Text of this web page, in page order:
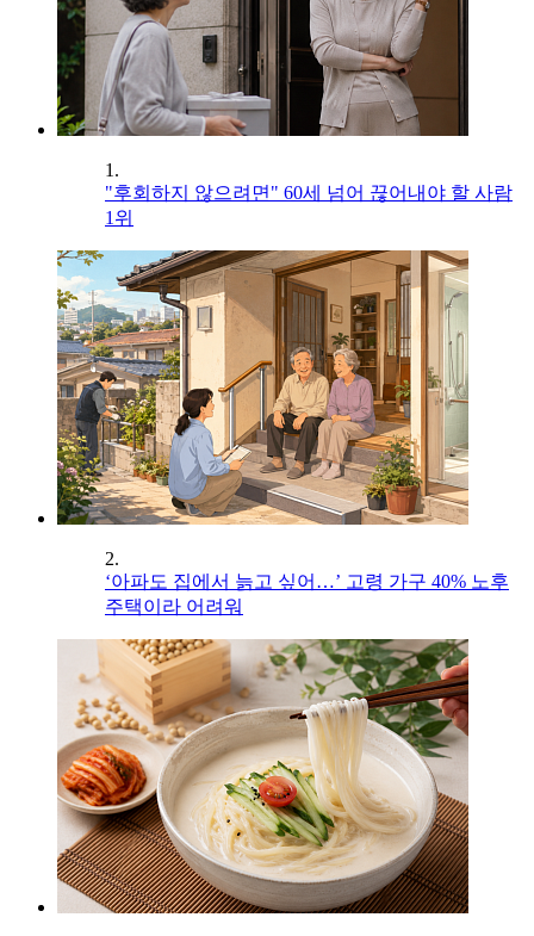
1.
"후회하지 않으려면" 60세 넘어 끊어내야 할 사람
1위
2.
‘아파도 집에서 늙고 싶어…’ 고령 가구 40% 노후
주택이라 어려워